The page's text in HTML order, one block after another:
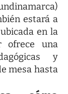
estará a
en la
ofrece una
y
mesa hasta